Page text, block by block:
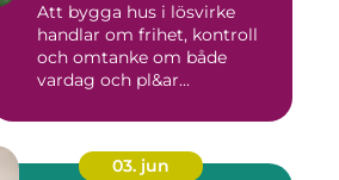
Att bygga hus i lösvirke
handlar om frihet, kontroll
och omtanke om både
vardag och pl&ar...
03. jun